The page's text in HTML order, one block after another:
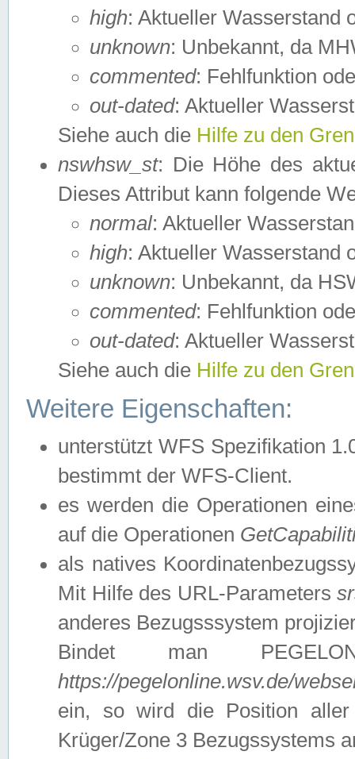
high: Aktueller Wasserstand
unknown: Unbekannt, da
commented: Fehlfunktion
out-dated: Aktueller
Siehe auch die Hilfe zu den
nswhsw_st: Die Höhe des
Dieses Attribut kann folgende
normal: Aktueller
high: Aktueller Wasserstand
unknown: Unbekannt, da
commented: Fehlfunktion
out-dated: Aktueller
Siehe auch die Hilfe zu den
Weitere Eigenschaften:
unterstützt WFS Spezifikation
bestimmt der WFS-Client.
es werden die Operationen
auf die Operationen
als natives
Mit Hilfe des URL-Parameters
anderes Bezugsssystem
Bindet man
https://pegelonline.wsv.de/
ein, so wird die Position
Krüger/Zone 3 Bezugssystems